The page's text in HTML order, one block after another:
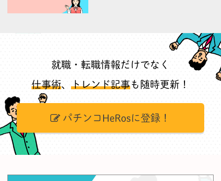
就職・転職情報だけでなく
仕事術、 トレンド記事も随時更新！
パチンコHeRosに登録！